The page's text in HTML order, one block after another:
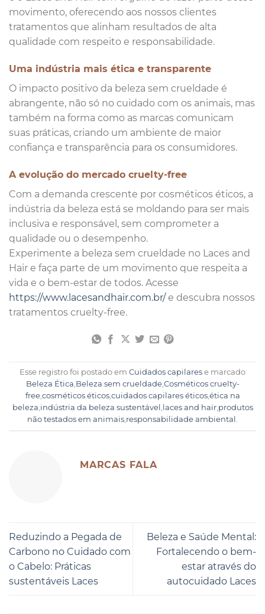
movimento, oferecendo aos nossos clientes
tratamentos que alinham resultados de alta
qualidade com respeito e responsabilidade.
Uma indústria mais ética e transparente
O impacto positivo da beleza sem crueldade é
abrangente, não só no cuidado com os animais, mas
também na forma como as marcas comunicam
suas práticas, criando um ambiente de maior
confiança e transparência para os consumidores.
A evolução do mercado cruelty-free
Com a demanda crescente por cosméticos éticos, a
indústria da beleza está se moldando para ser mais
inclusiva e responsável, sem comprometer a
qualidade ou o desempenho.
Experimente a beleza sem crueldade no Laces and
Hair e faça parte de um movimento que respeita a
vida e o bem-estar de todos. Acesse
https://www.lacesandhair.com.br/e descubra nossos
tratamentos cruelty-free.
Esse registro foi postado em Cuidados capilares e marcado
Beleza Ética Beleza sem crueldade, Cosméticos cruelty-
free, cosméticos éticos, cuidados capilares éticos, ética na
beleza indústria da beleza sustentável laces and hair, produtos
não testados em animais responsabilidade ambiental
MARCAS FALA
Reduzindo a Pegada de
Carbono no Cuidado com
o Cabelo: Práticas
sustentáveis Laces
Beleza e Saúde Mental:
Fortalecendo o bem-
estar através do
autocuidado Laces